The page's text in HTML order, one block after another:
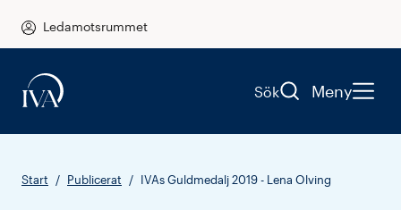
Ledamotsrummet
Sök Meny
Start Publicerat IVAs Guldmedalj 2019 - Lena Olving